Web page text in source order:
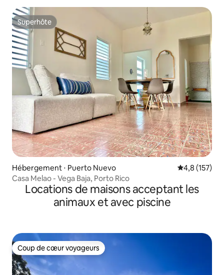
Superhôte
Superhôte
Hébergement ⋅ Puerto Nuevo Évaluation
4,8 (157)
Casa Melao - Vega Baja, Porto Rico
Locations de maisons acceptant les
animaux et avec piscine
Coup de cœur voyageurs
Coup de cœur voyageurs